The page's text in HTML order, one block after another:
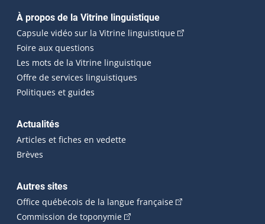
Navigation principale
À propos de la Vitrine linguistique
Capsule vidéo sur la Vitrine linguistique(Cet hyperlien
Foire aux questions
Les mots de la Vitrine linguistique
Offre de services linguistiques
Politiques et guides
Actualités
Articles et fiches en vedette
Brèves
Autres sites
Office québécois de la langue française(Cet hyperlien
Commission de toponymie(Cet hyperlien externe s'ouvrira